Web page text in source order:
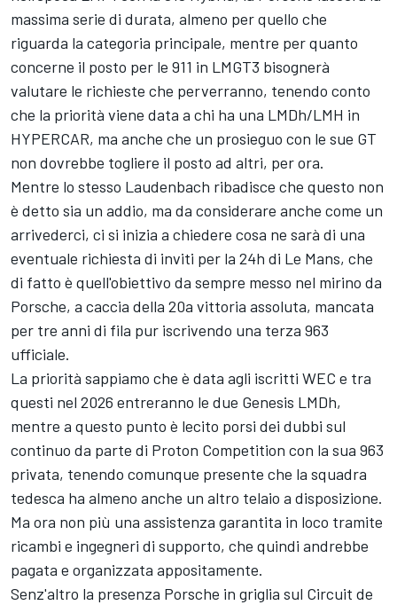
massima serie di durata, almeno per quello che
riguarda la categoria principale, mentre per quanto
concerne il posto per le 911 in LMGT3 bisognerà
valutare le richieste che perverranno, tenendo conto
che la priorità viene data a chi ha una LMDh/LMH in
HYPERCAR, ma anche che un prosieguo con le sue GT
non dovrebbe togliere il posto ad altri, per ora.
Mentre lo stesso Laudenbach ribadisce che questo non
è detto sia un addio, ma da considerare anche come un
arrivederci, ci si inizia a chiedere cosa ne sarà di una
eventuale richiesta di inviti per la 24h di Le Mans, che
di fatto è quell'obiettivo da sempre messo nel mirino da
Porsche, a caccia della 20a vittoria assoluta, mancata
per tre anni di fila pur iscrivendo una terza 963
ufficiale.
La priorità sappiamo che è data agli iscritti WEC e tra
questi nel 2026 entreranno le due Genesis LMDh,
mentre a questo punto è lecito porsi dei dubbi sul
continuo da parte di Proton Competition con la sua 963
privata, tenendo comunque presente che la squadra
tedesca ha almeno anche un altro telaio a disposizione.
Ma ora non più una assistenza garantita in loco tramite
ricambi e ingegneri di supporto, che quindi andrebbe
pagata e organizzata appositamente.
Senz'altro la presenza Porsche in griglia sul Circuit de